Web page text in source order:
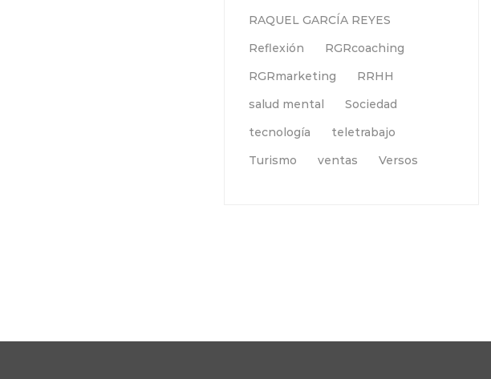
RAQUEL GARCÍA REYES
Reflexión
RGRcoaching
RGRmarketing
RRHH
salud mental
Sociedad
tecnología
teletrabajo
Turismo
ventas Versos